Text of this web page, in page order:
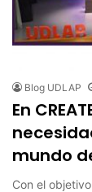
Blog UDLAP
En
mundo
Con el